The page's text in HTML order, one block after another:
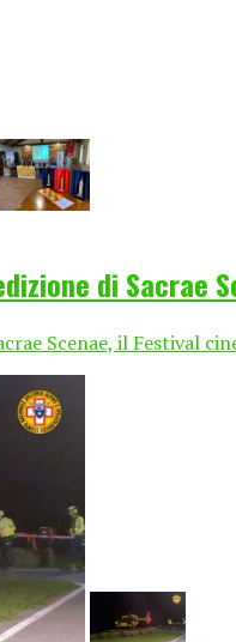
di Sacrae
Scenae, il Festival